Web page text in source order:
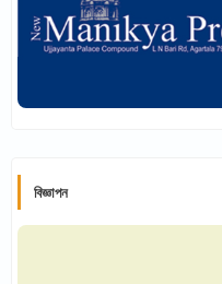
বিজ্ঞাপন